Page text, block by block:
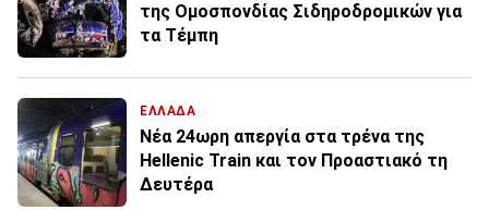
της Ομοσπονδίας Σιδηροδρομικών για
τα Τέμπη
ΕΛΛΑΔΑ
Νέα 24ωρη απεργία στα τρένα της
Hellenic Train και τον Προαστιακό τη
Δευτέρα